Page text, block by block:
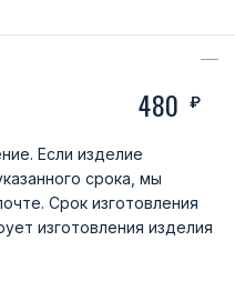
480 ₽
Если изделие
срока, мы
Срок изготовления
изготовления изделия